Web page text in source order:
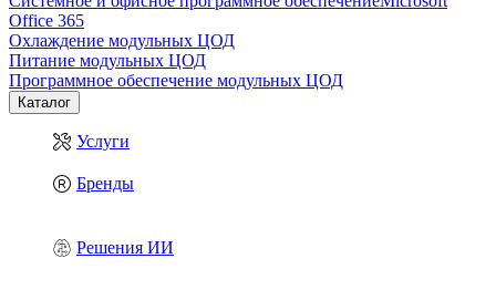
Office 365
Охлаждение модульных ЦОД
Питание модульных ЦОД
Программное обеспечение модульных ЦОД
Каталог
Услуги
Бренды
Решения ИИ